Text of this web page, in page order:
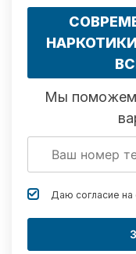
НАРКОТИКИ
Мы поможем
Даю согласие на